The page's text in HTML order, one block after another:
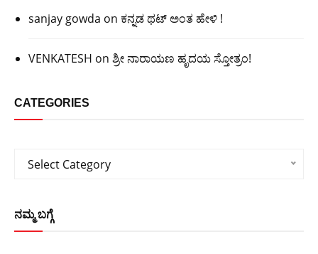
sanjay gowda on ಕನ್ನಡ ಥಟ್ ಅಂತ ಹೇಳಿ !
VENKATESH on ಶ್ರೀ ನಾರಾಯಣ ಹೃದಯ ಸ್ತೋತ್ರಂ!
CATEGORIES
Categories
Select Category
ನಮ್ಮ ಬಗ್ಗೆ